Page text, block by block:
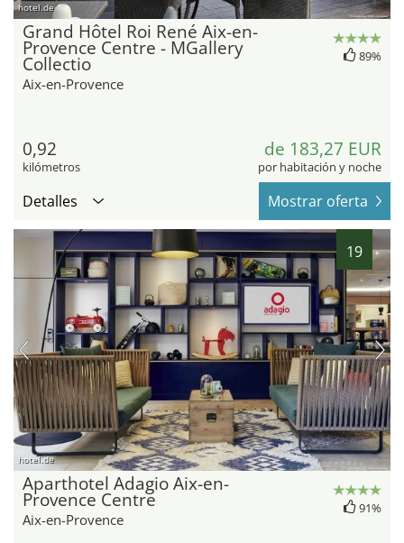
hotel.de
Grand Hôtel Roi René Aix-en-
Provence Centre - MGallery
Collectio
Aix-en-Provence
89%
0,92
kilómetros
de 183,27 EUR
por habitación y noche
Detalles Mostrar oferta
19
hotel.de
Aparthotel Adagio Aix-en-
Provence Centre
Aix-en-Provence
91%